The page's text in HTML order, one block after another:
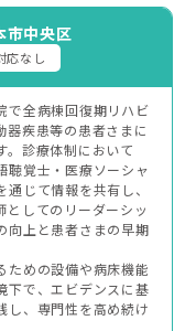
市中央区
応なし
で全病棟回復期リハビ
器疾患等の患者さまに
。診療体制において
聴覚士・医療ソーシャ
じて情報を共有し、
としてのリーダーシッ
向上と患者さまの早期
ための設備や病床機能
下で、エビデンスに基
し、専門性を高め続け